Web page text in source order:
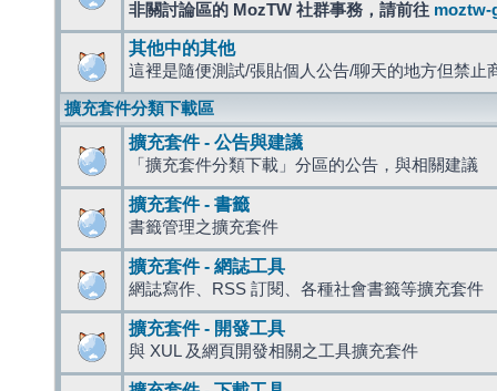
非關討論區的 MozTW 社群事務，請前往 moztw-
其他中的其他
這裡是隨便測試/張貼個人公告/聊天的地方但禁止
擴充套件分類下載區
擴充套件 - 公告與建議
「擴充套件分類下載」分區的公告，與相關建議
擴充套件 - 書籤
書籤管理之擴充套件
擴充套件 - 網誌工具
網誌寫作、RSS 訂閱、各種社會書籤等擴充套件
擴充套件 - 開發工具
與 XUL 及網頁開發相關之工具擴充套件